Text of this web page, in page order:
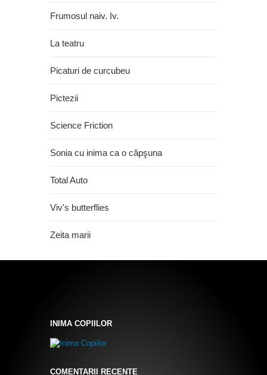
Frumosul naiv. Iv.
La teatru
Picaturi de curcubeu
Pictezii
Science Friction
Sonia cu inima ca o căpşuna
Total Auto
Viv's butterflies
Zeita marii
INIMA COPIILOR
COMENTARII RECENTE